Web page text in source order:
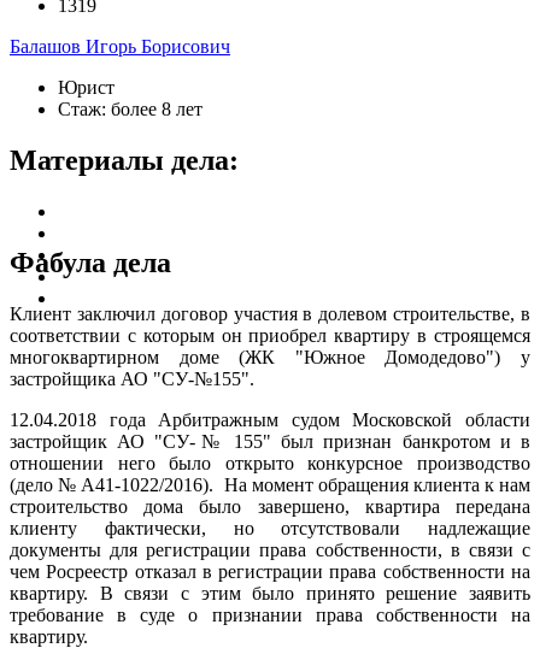
1319
Балашов Игорь Борисович
Юрист
Стаж: более 8 лет
Материалы дела:
Фабула дела
Клиент заключил договор участия в долевом строительстве, в
соответствии с которым он приобрел квартиру в строящемся
многоквартирном доме (ЖК "Южное Домодедово") у
застройщика АО "СУ-№155".
12.04.2018 года Арбитражным судом Московской области
застройщик АО "СУ-№ 155" был признан банкротом и в
отношении него было открыто конкурсное производство
(дело № А41-1022/2016). На момент обращения клиента к нам
строительство дома было завершено, квартира передана
клиенту фактически, но отсутствовали надлежащие
документы для регистрации права собственности, в связи с
чем Росреестр отказал в регистрации права собственности на
квартиру. В связи с этим было принято решение заявить
требование в суде о признании права собственности на
квартиру.